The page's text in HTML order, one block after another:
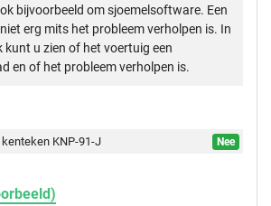
bijvoorbeeld om sjoemelsoftware. Een
erg mits het probleem verholpen is. In
kunt u zien of het voertuig een
en of het probleem verholpen is.
KNP-91-J
Nee